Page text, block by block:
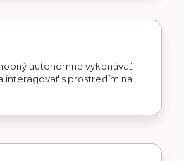
autonómne vykonávať
interagovať s prostredím na